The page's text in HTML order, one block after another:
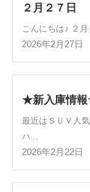
２月２７日
こんにちは♪ ２
2026年2月27日
★新入庫情
最近はＳＵＶ人
ハ...
2026年2月22日